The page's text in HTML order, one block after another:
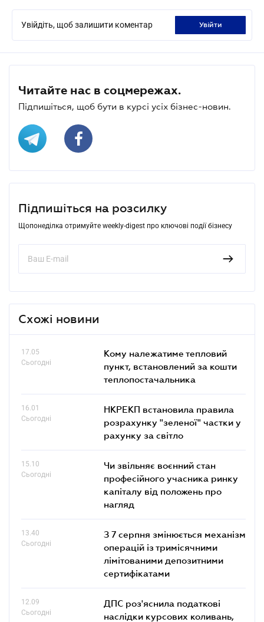
Увійдіть, щоб залишити коментар увійти
Читайте нас в соцмережах.
Підпишіться, щоб бути в курсі усіх бізнес-новин.
Підпишіться на розсилку
Щопонеділка отримуйте weekly-digest про ключові події бізнесу
Схожі новини
17.05
Сьогодні
Кому належатиме тепловий
пункт, встановлений за кошти
теплопостачальника
16.01
Сьогодні
НКРЕКП встановила правила
розрахунку "зеленої" частки у
рахунку за світло
15.10
Сьогодні
Чи звільняє воєнний стан
професійного учасника ринку
капіталу від положень про
нагляд
13.40
Сьогодні
З 7 серпня змінюється механізм
операцій із тримісячними
лімітованими депозитними
сертифікатами
12.09
Сьогодні
ДПС роз'яснила податкові
наслідки курсових коливань,